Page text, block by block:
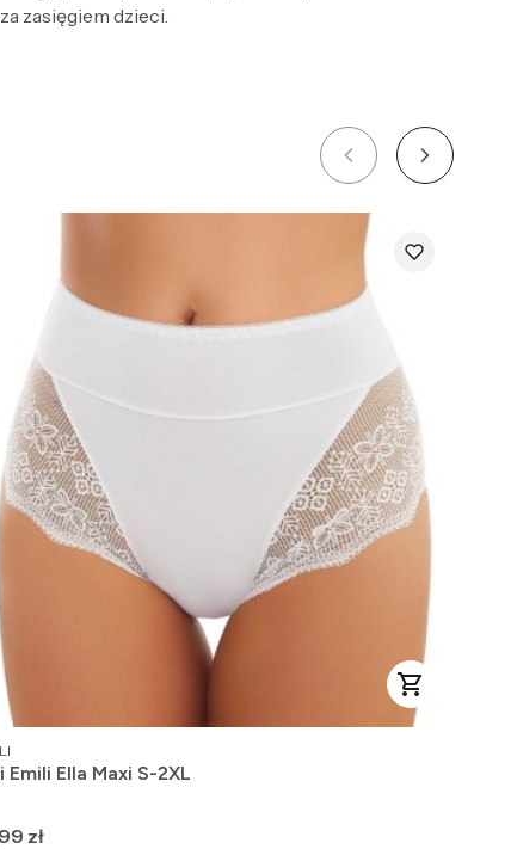
zasięgiem dzieci.
Emili Ella Maxi S-2XL
zł